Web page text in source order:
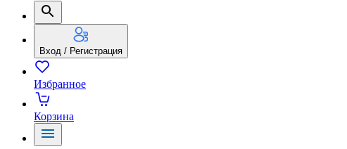
Вход / Регистрация
Избранное
Корзина